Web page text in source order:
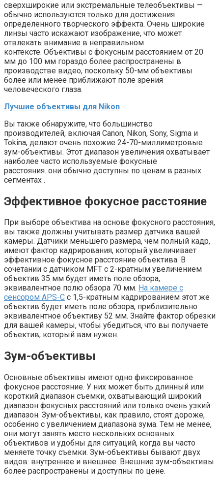
сверхширокие или экстремальные телеобъективы —
обычно используются только для достижения
определенного творческого эффекта. Очень широкие
линзы часто искажают изображение, что может
отвлекать внимание в неправильном
контексте. Объективы с фокусным расстоянием от 20
мм до 100 мм гораздо более распространены в
производстве видео, поскольку 50-мм объективы
более или менее приближают поле зрения
человеческого глаза.
Лучшие объективы для Nikon
Вы также обнаружите, что большинство
производителей, включая Canon, Nikon, Sony, Sigma и
Tokina, делают очень похожие 24-70-миллиметровые
зум-объективы. Этот диапазон увеличения охватывает
наиболее часто используемые фокусные
расстояния. они обычно доступны по ценам в разных
сегментах .
Эффективное фокусное расстояние
При выборе объектива на основе фокусного расстояния,
вы также должны учитывать размер датчика вашей
камеры. Датчики меньшего размера, чем полный кадр,
имеют фактор кадрирования, который увеличивает
эффективное фокусное расстояние объектива. В
сочетании с датчиком MFT с 2-кратным увеличением
объектив 35 мм будет иметь поле обзора,
эквивалентное полю обзора 70 мм. На камере с
сенсором APS-C с 1,5-кратным кадрированием этот же
объектив будет иметь поле обзора, приблизительно
эквивалентное объективу 52 мм. Знайте фактор обрезки
для вашей камеры, чтобы убедиться, что вы получаете
объектив, который вам нужен.
Зум-объективы
Основные объективы имеют одно фиксированное
фокусное расстояние. У них может быть длинный или
короткий диапазон съемки, охватывающий широкий
диапазон фокусных расстояний или только очень узкий
диапазон. Зум-объективы, как правило, стоят дороже,
особенно с увеличением диапазона зума. Тем не менее,
они могут занять место нескольких основных
объективов и удобны для ситуаций, когда вы часто
меняете точку съемки. Зум-объективы бывают двух
видов: внутреннее и внешнее. Внешние зум-объективы
более распространены и доступны по цене.